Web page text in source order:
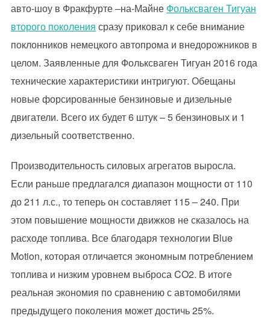
авто-шоу в Фракфурте –на-Майне Фольксваген Тигуан
второго поколения сразу приковал к себе внимание
поклонников немецкого автопрома и внедорожников в
целом. Заявленные для Фольксваген Тигуан 2016 года
технические характеристики интригуют. Обещаны
новые форсированные бензиновые и дизельные
двигатели. Всего их будет 6 штук – 5 бензиновых и 1
дизельный соответственно.
Производительность силовых агрегатов выросла.
Если раньше предлагался диапазон мощности от 110
до 211 л.с., то теперь он составляет 115 – 240. При
этом повышение мощности движков не сказалось на
расходе топлива. Все благодаря технологии Blue
Motion, которая отличается экономным потреблением
топлива и низким уровнем выброса CO2. В итоге
реальная экономия по сравнению с автомобилями
предыдущего поколения может достичь 25%.